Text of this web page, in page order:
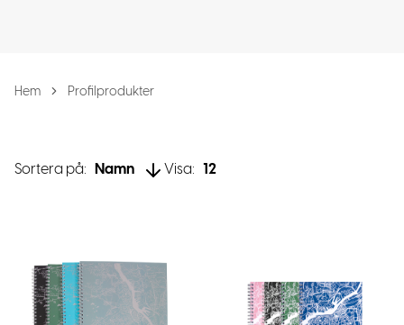
Hem Profilprodukter
Sortera på: Namn Visa: 12